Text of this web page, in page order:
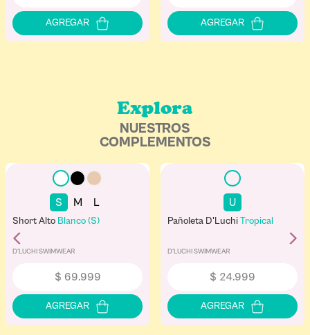
Explora
NUESTROS
COMPLEMENTOS
S M L
Short Alto Blanco (S)
D'LUCHI SWIMWEAR
$ 69.999
U
Pañoleta D'Luchi Tropical
D'LUCHI SWIMWEAR
$ 24.999